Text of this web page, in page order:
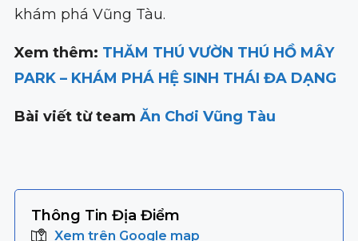
khám phá Vũng Tàu.
Xem thêm: THĂM THÚ VƯỜN THÚ HỒ MÂY
PARK – KHÁM PHÁ HỆ SINH THÁI ĐA DẠNG
Bài viết từ team Ăn Chơi Vũng Tàu
Thông Tin Địa Điểm
Xem trên Google map